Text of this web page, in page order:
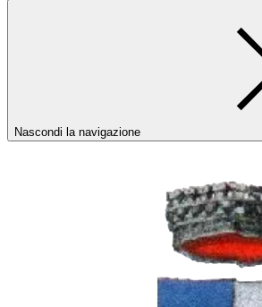
Nascondi la navigazione